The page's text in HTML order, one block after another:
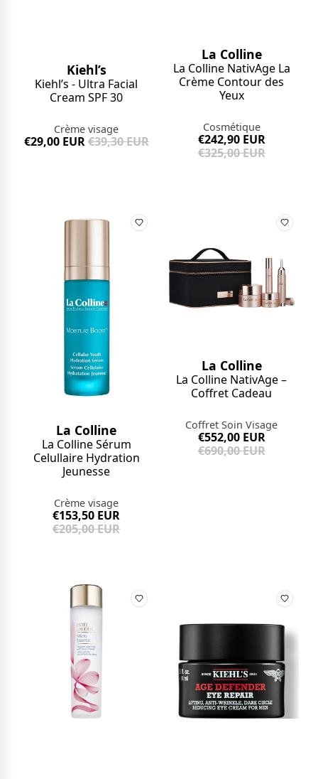
Kiehl’s
Kiehl’s - Ultra Facial
Cream SPF 30
Crème visage
€29,00 EUR€39,30 EUR
La Colline
La Colline NativAge La
Crème Contour des
Yeux
Cosmétique
€242,90 EUR
€325,00 EUR
La Colline
La Colline Sérum
Celullaire Hydration
Jeunesse
Crème visage
€153,50 EUR
€205,00 EUR
La Colline
La Colline NativAge –
Coffret Cadeau
Coffret Soin Visage
€552,00 EUR
€690,00 EUR